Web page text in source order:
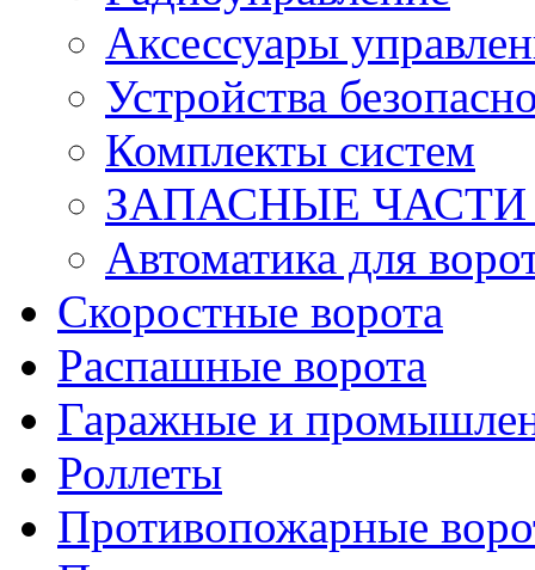
Аксессуары
Устройства
Комплекты систем
ЗАПАСНЫЕ ЧАСТИ
Автоматика для
Скоростные ворота
Распашные ворота
Гаражные и
Роллеты
Противопожарные